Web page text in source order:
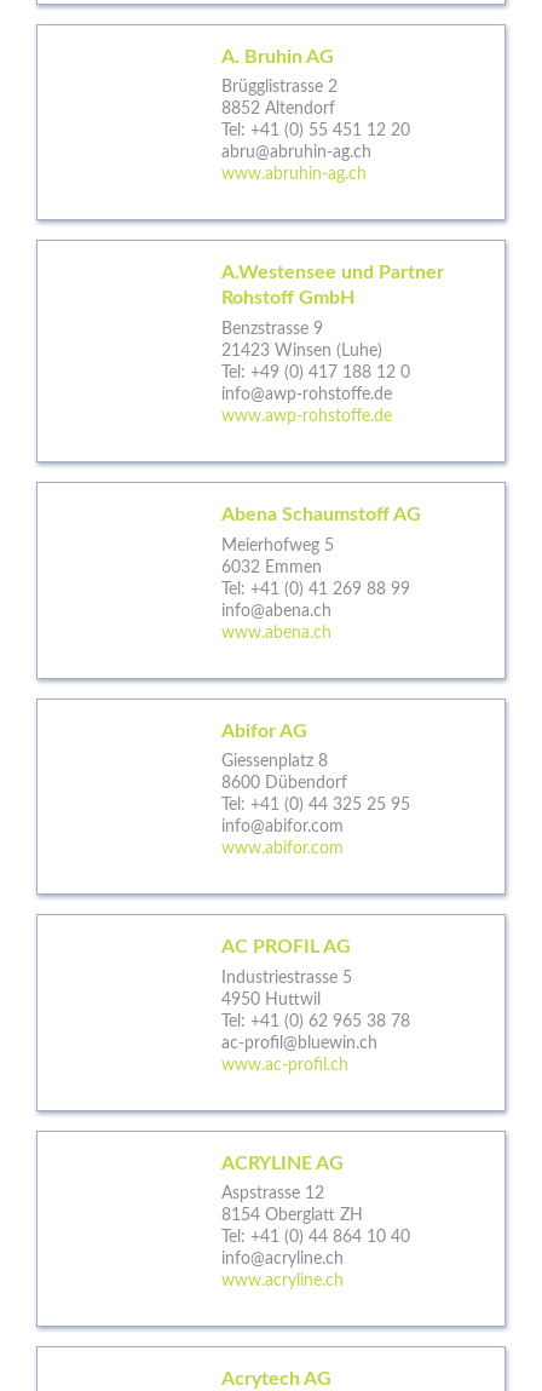
A. Bruhin AG
Brügglistrasse 2
8852 Altendorf
Tel: +41 (0) 55 451 12 20
abru@abruhin-ag.ch
www.abruhin-ag.ch
A.Westensee und Partner
Rohstoff GmbH
Benzstrasse 9
21423 Winsen (Luhe)
Tel: +49 (0) 417 188 12 0
info@awp-rohstoffe.de
www.awp-rohstoffe.de
Abena Schaumstoff AG
Meierhofweg 5
6032 Emmen
Tel: +41 (0) 41 269 88 99
info@abena.ch
www.abena.ch
Abifor AG
Giessenplatz 8
8600 Dübendorf
Tel: +41 (0) 44 325 25 95
info@abifor.com
www.abifor.com
AC PROFIL AG
Industriestrasse 5
4950 Huttwil
Tel: +41 (0) 62 965 38 78
ac-profil@bluewin.ch
www.ac-profil.ch
ACRYLINE AG
Aspstrasse 12
8154 Oberglatt ZH
Tel: +41 (0) 44 864 10 40
info@acryline.ch
www.acryline.ch
Acrytech AG